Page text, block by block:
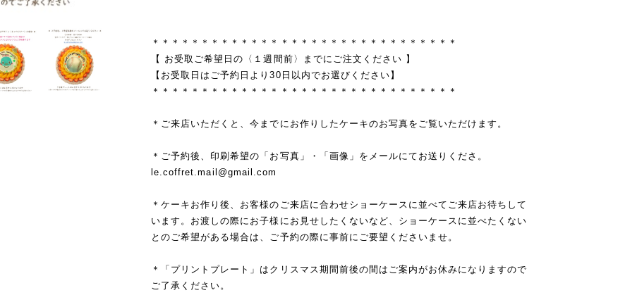
＊＊＊＊＊＊＊＊＊＊＊＊＊＊＊＊＊＊＊＊＊＊＊＊＊＊＊＊＊＊＊
【 お受取ご希望日の〈１週間前〉までにご注文ください 】
【お受取日はご予約日より30日以内でお選びください】
＊＊＊＊＊＊＊＊＊＊＊＊＊＊＊＊＊＊＊＊＊＊＊＊＊＊＊＊＊＊＊
＊ご来店いただくと、今までにお作りしたケーキのお写真をご覧いただけます。
＊ご予約後、印刷希望の「お写真」・「画像」をメールにてお送りくださ。
le.coffret.mail@gmail.com
＊ケーキお作り後、お客様のご来店に合わせショーケースに並べてご来店お待ちして
います。お渡しの際にお子様にお見せしたくないなど、ショーケースに並べたくない
とのご希望がある場合は、ご予約の際に事前にご要望くださいませ。
＊「プリントプレート」はクリスマス期間前後の間はご案内がお休みになりますので
ご了承ください。